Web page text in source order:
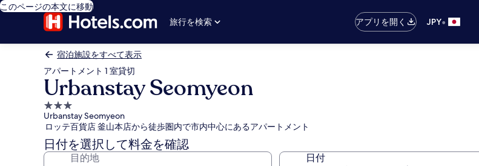
このページの本文に移動
旅行を検索
アプリを開く JPY•
宿泊施設をすべて表示
アパートメント 1 室貸切
Urbanstay Seomyeon
3.0
つ
星
宿
泊
Urbanstay Seomyeon
ロッテ百貨店 釜山本店から徒歩圏内で市内中心にあるアパートメント
日付を選択して料金を確認
目的地 日付